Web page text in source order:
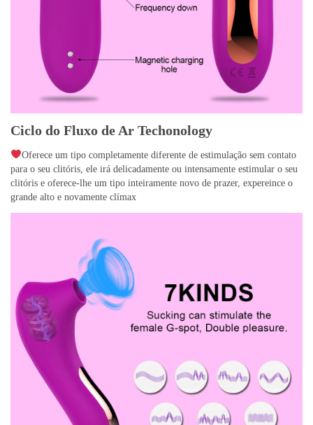
Ciclo do Fluxo de Ar Techonology
Oferece um tipo completamente diferente de estimulação sem contato
para o seu clitóris, ele irá delicadamente ou intensamente estimular o seu
clitóris e oferece-lhe um tipo inteiramente novo de prazer, expereince o
grande alto e novamente clímax